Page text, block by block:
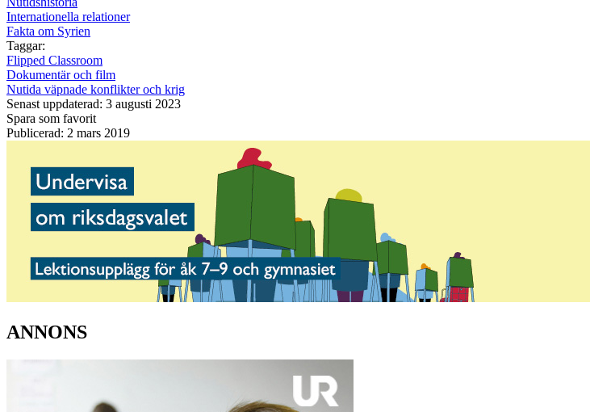
Internationella relationer
Fakta om Syrien
Taggar:
Flipped Classroom
Dokumentär och film
Nutida väpnade konflikter och krig
Senast uppdaterad: 3 augusti 2023
Spara som favorit
Publicerad: 2 mars 2019
ANNONS